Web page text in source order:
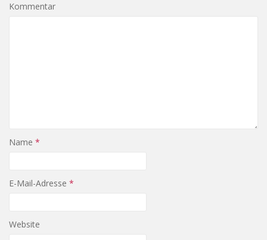
Kommentar
Name *
E-Mail-Adresse *
Website